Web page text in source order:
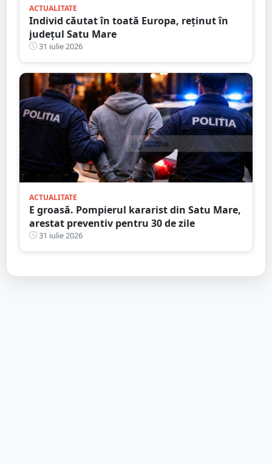
ACTUALITATE
Individ căutat în toată Europa, reținut în
județul Satu Mare
31 iulie 2026
ACTUALITATE
E groasă. Pompierul kararist din Satu Mare,
arestat preventiv pentru 30 de zile
31 iulie 2026